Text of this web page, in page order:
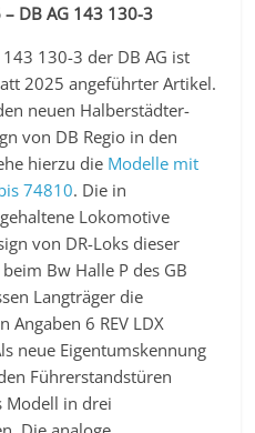
DB AG 143 130-3
130-3 der DB AG ist
2025 angeführter Artikel.
neuen Halberstädter-
von DB Regio in den
hierzu die Modelle mit
74810. Die in
Lokomotive
von DR-Loks dieser
Bw Halle P des GB
Langträger die
6 REV LDX
neue Eigentumskennung
Führerstandstüren
Modell in drei